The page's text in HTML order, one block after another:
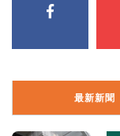
最新新聞